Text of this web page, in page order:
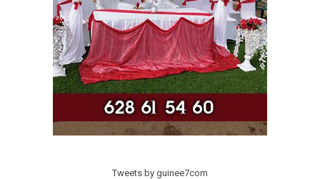
Tweets by guinee7com